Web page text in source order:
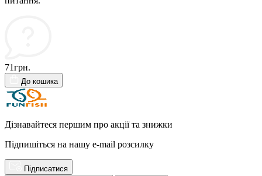
71грн.
До кошика
Дізнавайтеся першим про акції та знижки
Підпишіться на нашу e-mail розсилку
Підписатися